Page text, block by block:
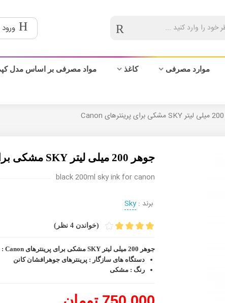
موارد مصرفی کاغذ مواد مصرفی بر اساس مدل
جوهر 200 میلی لیتر SKY مشکی برای پرینترهای Canon
black 200ml sky ink for canon
برند : Sky
(خواندن 4 نظر)
جوهر 200 میلی لیتر SKY مشکی برای پرینترهای Canon :
دستگاه های سازگار : پرینترهای جوهرافشان کانن
رنگ : مشکی